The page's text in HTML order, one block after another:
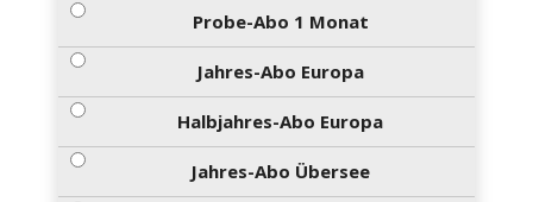
Probe-Abo 1 Monat
Jahres-Abo Europa
Halbjahres-Abo Europa
Jahres-Abo Übersee